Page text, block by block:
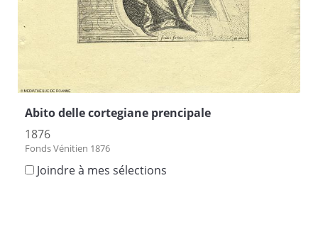
Abito delle cortegiane prencipale
1876
Fonds Vénitien 1876
Joindre à mes sélections